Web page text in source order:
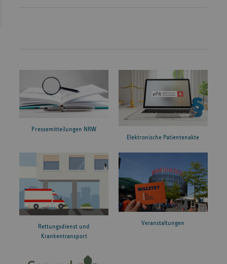
Pressemitteilungen NRW
Elektronische Patientenakte
Rettungsdienst und
Krankentransport
Veranstaltungen